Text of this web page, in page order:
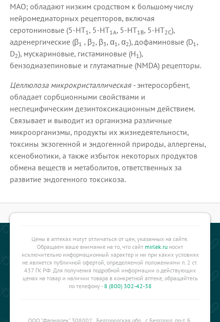
МАО; обладают низким сродством к большому числу
нейромедиаторных рецепторов, включая
серотониновые (5-HT1 , 5-HT1A, 5-HT1B, 5-HT2C),
адренергические (β1 , β2, β3, α1 , α2), дофаминовые (D1 ,
D2), мускариновые, гистаминовые (H1 ),
бензодиазепиновые и глутаматные (NMDA) рецепторы.
Целлюлоза микрокристаллическая -энтеросорбент,
обладает сорбционными свойствами и
неспецифическим дезинтоксикационным действием.
Связывает и выводит из организма различные
микроорганизмы, продукты их жизнедеятельности,
токсины экзогенной и эндогенной природы, аллергены,
ксенобиотики, а также избыток некоторых продуктов
обмена веществ и метаболитов, ответственных за
развитие эндогенного токсикоза.
Цены в аптеках могут отличаться от цен, указанных на сайте.
Обращаем ваше внимание на то, что сайт mirlek.ru носит
исключительно информационный характер и ни при каких условиях
не является публичной офертой, определяемой положениями п. 2 ст.
437 ГК РФ. Для получения подробной информации о действующих
ценах на товар и наличии товара в конкретной аптеке, обращайтесь
по телефону -8 (800) 302-42-38
ООО "Фармалек" 308002 , Белгородская обл., г. Белгород, пр-т. Б.